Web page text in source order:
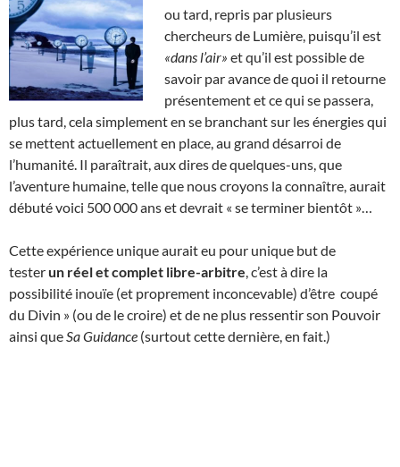
ou tard, repris par plusieurs
chercheurs de Lumière, puisqu’il est
«dans l’air» et qu’il est possible de
savoir par avance de quoi il retourne
présentement et ce qui se passera,
plus tard, cela simplement en se branchant sur les énergies qui
se mettent actuellement en place, au grand désarroi de
l’humanité. Il paraîtrait, aux dires de quelques-uns, que
l’aventure humaine, telle que nous croyons la connaître, aurait
débuté voici 500 000 ans et devrait « se terminer bientôt »…
Cette expérience unique aurait eu pour unique but de
testerun réel et complet libre-arbitre , c’est à dire la
possibilité inouïe (et proprement inconcevable) d’être coupé
du Divin » (ou de le croire) et de ne plus ressentir son Pouvoir
ainsi que Sa Guidance (surtout cette dernière, en fait.)